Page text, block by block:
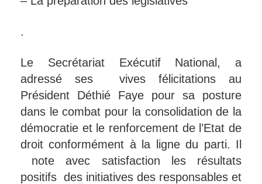
.
Le Secrétariat Exécutif National, a
adressé ses vives félicitations au
Président Déthié Faye pour sa posture
dans le combat pour la consolidation de la
démocratie et le renforcement de l’Etat de
droit conformément à la ligne du parti. Il
note avec satisfaction les résultats
positifs des initiatives des responsables et